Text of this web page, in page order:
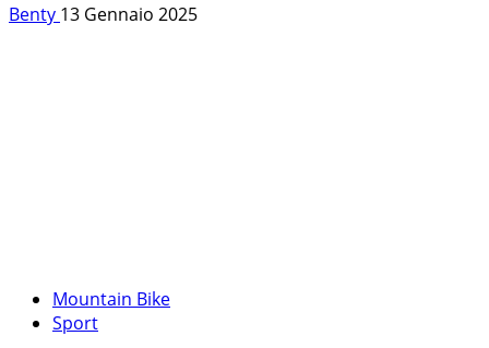
Benty 13 Gennaio 2025
Mountain Bike
Sport